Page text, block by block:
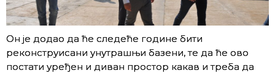
Он је додао да ће следеће године бити
реконструисани унутрашњи базени, те да ће ово
постати уређен и диван простор какав и треба да